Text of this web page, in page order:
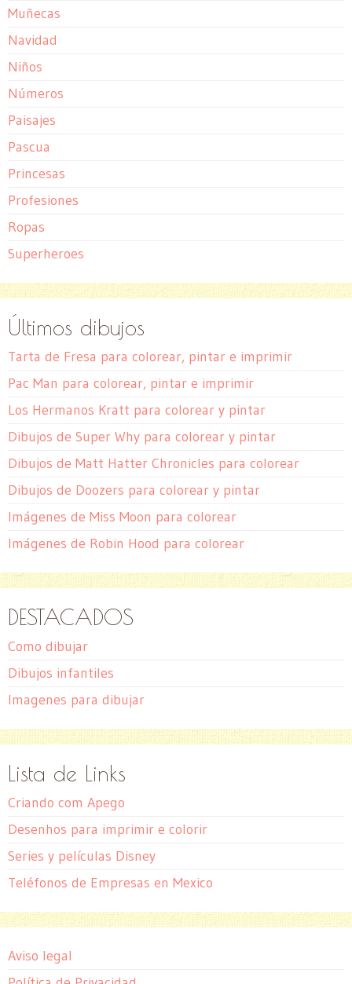
Muñecas
Navidad
Niños
Números
Paisajes
Pascua
Princesas
Profesiones
Ropas
Superheroes
Últimos dibujos
Tarta de Fresa para colorear, pintar e imprimir
Pac Man para colorear, pintar e imprimir
Los Hermanos Kratt para colorear y pintar
Dibujos de Super Why para colorear y pintar
Dibujos de Matt Hatter Chronicles para colorear
Dibujos de Doozers para colorear y pintar
Imágenes de Miss Moon para colorear
Imágenes de Robin Hood para colorear
DESTACADOS
Como dibujar
Dibujos infantiles
Imagenes para dibujar
Lista de Links
Criando com Apego
Desenhos para imprimir e colorir
Series y películas Disney
Teléfonos de Empresas en Mexico
Aviso legal